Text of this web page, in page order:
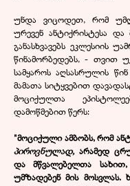
უნდა ვიცოდეთ, რომ
ურევენ ანტიქრისტესა
განასხვავებს ეკლესიის
წინამორბედებს, - თვით
სამყაროს აღსასრულის
მამათა სიტყვებით
მოციქულთა
დამოწმებით წერს:
"მოციქული ამბობს, რომ
პიროვნულად, არამედ
და მწვალებელთა
უმზადებენ მის მოსვლას.